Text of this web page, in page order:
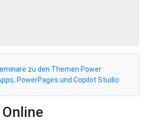
zu den Themen Power
PowerPages und Copilot Studio